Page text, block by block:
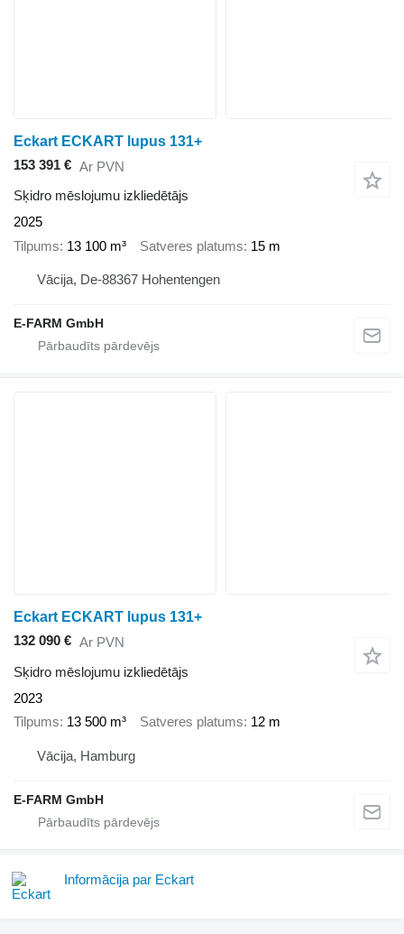
Eckart ECKART lupus 131+
153 391 € Ar PVN
Sķidro mēslojumu izkliedētājs
2025
Tilpums 13 100 m³ Satveres platums 15 m
Vācija, De-88367 Hohentengen
E-FARM GmbH
Eckart ECKART lupus 131+
132 090 € Ar PVN
Sķidro mēslojumu izkliedētājs
2023
Tilpums 13 500 m³ Satveres platums 12 m
Vācija, Hamburg
E-FARM GmbH
Informācija par Eckart